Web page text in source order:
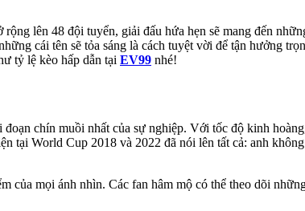
lên 48 đội tuyển, giải đấu hứa hẹn sẽ mang đến
cái tên sẽ tỏa sáng là cách tuyệt vời để tận hưởng
tỷ lệ kèo hấp dẫn tại EV99 nhé!
chín muồi nhất của sự nghiệp. Với tốc độ kinh
tại World Cup 2018 và 2022 đã nói lên tất cả: anh
của mọi ánh nhìn. Các fan hâm mộ có thể theo dõi